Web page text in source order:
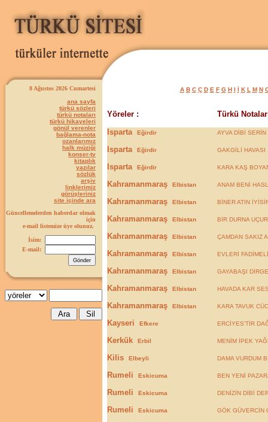
8 Ağustos 2026 Cumartesi
ana sayfa
türkü sözleri
türkü notaları
türkü hikayeleri
gönül verenler
bağlama-nota
ozanlarımız
halk müziği
konser-tv
kitaplık
yazılar
sözlük
arşiv
linklerimiz
görüşleriniz
site içinde ara
Güncellemelerden haberdar olmak
için
e-mail listemize üye olunuz.
İsim:
E-mail:
A B C Ç D E F G H I İ K L M N
Yöreler :
Türkü
Isparta
Eğirdir AYVA DİBİ SERİN
Isparta Eğirdir GAKGİLİ HAVASI
Isparta Eğirdir KARA KAŞ
Kahramanmaraş Elbistan ANAM BENİ
Kahramanmaraş Elbistan BİNER ATIN
Kahramanmaraş Elbistan BİR DURNA
Kahramanmaraş Elbistan ÇAMDAN SAKIZ
Kahramanmaraş Elbistan EVLERİ FADİMELİ
Kahramanmaraş Elbistan GAYABAŞI
Kahramanmaraş Elbistan HAVADA KAR
Kahramanmaraş Elbistan KARA TAVUK
Kayseri Efkere ERCİYES'TİR
Kerkük Erbil MENİM İPEK
Kilis Elbeyli DAMA VURDUM
Rumeli Eskicuma BEN YENİ
Rumeli Eskicuma DENİZİN DİBİ
Rumeli Eskicuma GÖK GÜVERCİN